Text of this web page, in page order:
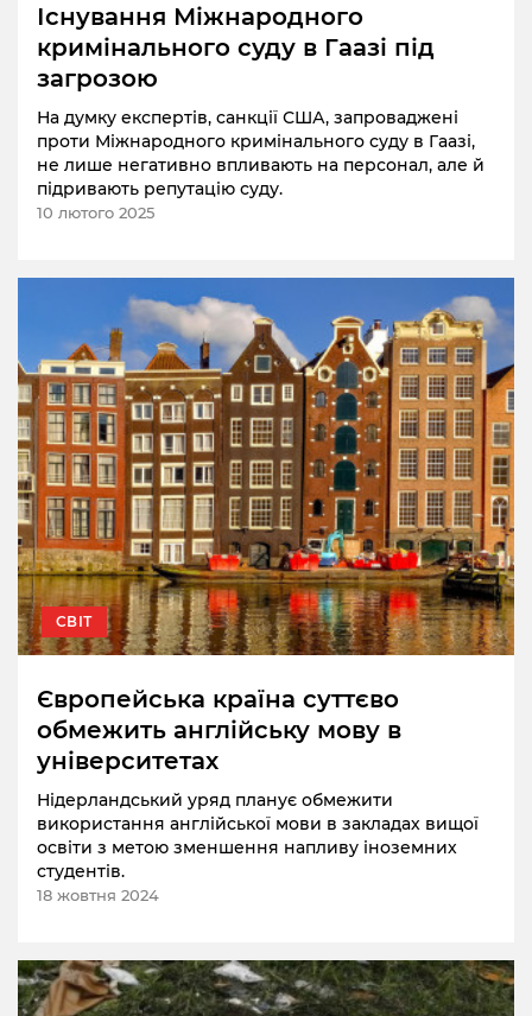
Існування Міжнародного
кримінального суду в Гаазі під
загрозою
На думку експертів, cанкції США, запроваджені
проти Міжнародного кримінального суду в Гаазі,
не лише негативно впливають на персонал, але й
підривають репутацію суду.
10 лютого 2025
СВІТ
Європейська країна суттєво
обмежить англійську мову в
університетах
Нідерландський уряд планує обмежити
використання англійської мови в закладах вищої
освіти з метою зменшення напливу іноземних
студентів.
18 жовтня 2024